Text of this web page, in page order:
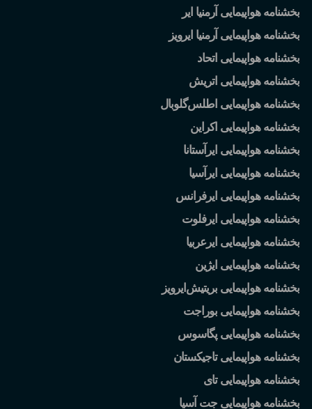
بخشنامه هواپیمایی آرمنیا ایر
بخشنامه هواپیمایی آرمنیا ایرویز
بخشنامه هواپیمایی اتحاد
بخشنامه هواپیمایی اتریش
بخشنامه هواپیمایی اطلسگلوبال
بخشنامه هواپیمایی اکراین
بخشنامه هواپیمایی ایرآستانا
بخشنامه هواپیمایی ایرآسیا
بخشنامه هواپیمایی ایرفرانس
بخشنامه هواپیمایی ایرفلوت
بخشنامه هواپیمایی ایرعربیا
بخشنامه هواپیمایی ایژین
بخشنامه هواپیمایی بریتیش ایرویز
بخشنامه هواپیمایی بوراجت
بخشنامه هواپیمایی پگاسوس
بخشنامه هواپیمایی تاجیکستان
بخشنامه هواپیمایی تای
بخشنامه هواپیمایی جت آسیا